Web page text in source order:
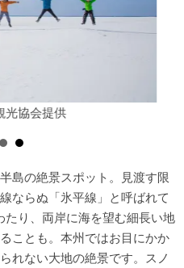
協会提供
島の絶景スポット。見渡す限
ならぬ「氷平線」と呼ばれて
り、両岸に海を望む細長い地
ことも。本州ではお目にかか
れない大地の絶景です。スノ